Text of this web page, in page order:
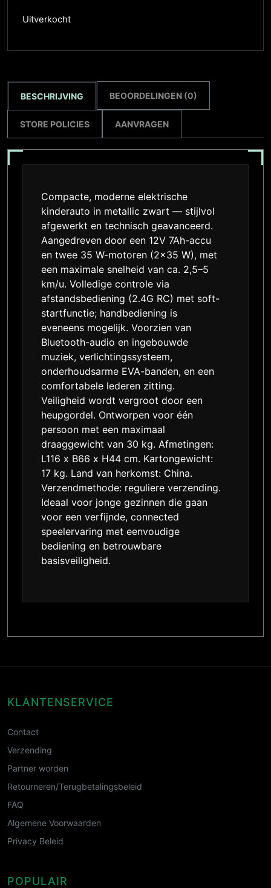
Uitverkocht
BESCHRIJVING BEOORDELINGEN (0)
STORE POLICIES AANVRAGEN
Compacte, moderne elektrische
kinderauto in metallic zwart — stijlvol
afgewerkt en technisch geavanceerd.
Aangedreven door een 12V 7Ah-accu
en twee 35 W-motoren (2×35 W), met
een maximale snelheid van ca. 2,5–5
km/u. Volledige controle via
afstandsbediening (2.4G RC) met soft-
startfunctie; handbediening is
eveneens mogelijk. Voorzien van
Bluetooth-audio en ingebouwde
muziek, verlichtingssysteem,
onderhoudsarme EVA-banden, en een
comfortabele lederen zitting.
Veiligheid wordt vergroot door een
heupgordel. Ontworpen voor één
persoon met een maximaal
draaggewicht van 30 kg. Afmetingen:
L116 x B66 x H44 cm. Kartongewicht:
17 kg. Land van herkomst: China.
Verzendmethode: reguliere verzending.
Ideaal voor jonge gezinnen die gaan
voor een verfijnde, connected
speelervaring met eenvoudige
bediening en betrouwbare
basisveiligheid.
KLANTENSERVICE
Contact
Verzending
Partner worden
Retourneren/Terugbetalingsbeleid
FAQ
Algemene Voorwaarden
Privacy Beleid
POPULAIR